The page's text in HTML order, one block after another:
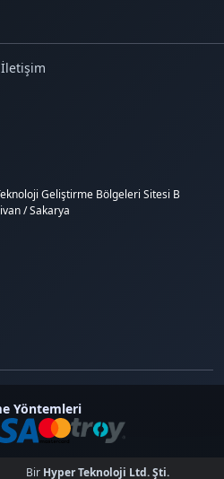
İletişim
Geliştirme Bölgeleri Sitesi B
/ Sakarya
Yöntemleri
Bir Hyper Teknoloji Ltd. Şti.